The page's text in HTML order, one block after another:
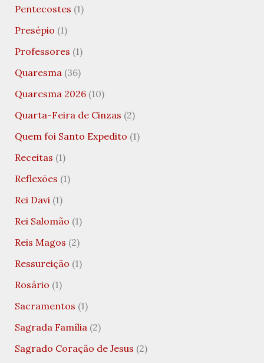
Pentecostes (1)
Presépio (1)
Professores (1)
Quaresma(36)
Quaresma 2026(10)
Quarta-Feira de Cinzas (2)
Quem foi Santo Expedito (1)
Receitas (1)
Reflexões (1)
Rei Davi(1)
Rei Salomão (1)
Reis Magos (2)
Ressureição (1)
Rosário (1)
Sacramentos (1)
Sagrada Família(2)
Sagrado Coração de Jesus (2)